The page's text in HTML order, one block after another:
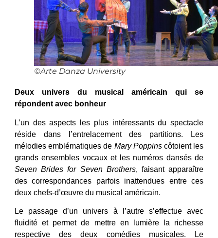
©Arte Danza University
Deux univers du musical américain qui se
répondent avec bonheur
L’un des aspects les plus intéressants du spectacle
réside dans l’entrelacement des partitions. Les
mélodies emblématiques de Mary Poppinscôtoient les
grands ensembles vocaux et les numéros dansés de
Seven Brides for Seven Brothers, faisant apparaître
des correspondances parfois inattendues entre ces
deux chefs-d’œuvre du musical américain.
Le passage d’un univers à l’autre s’effectue avec
fluidité et permet de mettre en lumière la richesse
respective des deux comédies musicales. Le